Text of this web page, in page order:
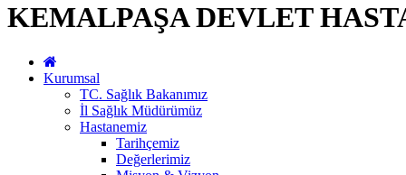
KEMALPAŞA DEVLET
Kurumsal
TC. Sağlık Bakanımız
İl Sağlık Müdürümüz
Hastanemiz
Tarihçemiz
Değerlerimiz